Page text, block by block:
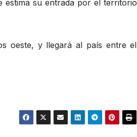
estima su entrada por el territorio
oeste, y llegará al país entre el